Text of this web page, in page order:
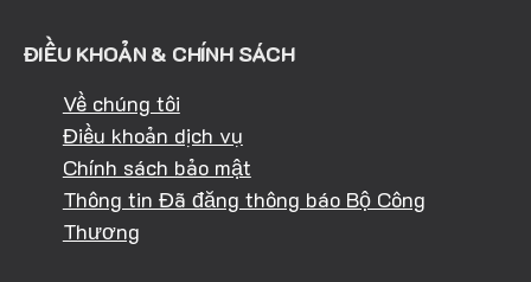
ĐIỀU KHOẢN & CHÍNH SÁCH
Về chúng tôi
Điều khoản dịch vụ
Chính sách bảo mật
Thông tin Đã đăng thông báo Bộ Công
Thương